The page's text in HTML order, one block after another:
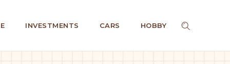
INVESTMENTS CARS HOBBY